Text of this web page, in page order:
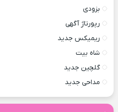
بزودی
رپورتاژ آگهی
ریمیکس جدید
شاه بیت
گلچین جدید
مداحی جدید